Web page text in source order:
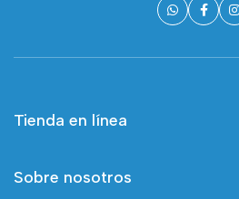
Tienda en línea
Sobre nosotros